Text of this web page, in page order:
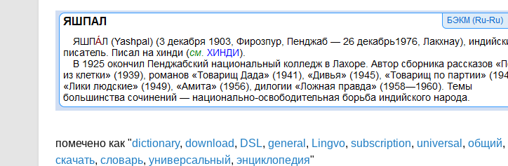
помечено как "dictionary, download, DSL, general , Lingvo, subscription, universal , общий,
скачать, словарь, универсальный, энциклопедия"